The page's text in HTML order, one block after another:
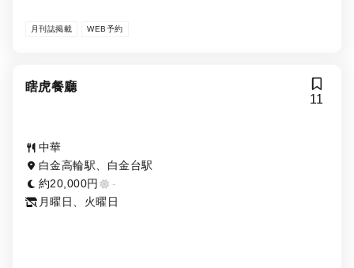
月刊誌掲載 WEB予約
瞎虎餐廳
11
中華
白金高輪駅、白金台駅
約20,000円
-
月曜日、火曜日